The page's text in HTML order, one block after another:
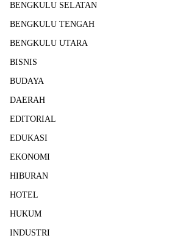
BENGKULU SELATAN
BENGKULU TENGAH
BENGKULU UTARA
BISNIS
BUDAYA
DAERAH
EDITORIAL
EDUKASI
EKONOMI
HIBURAN
HOTEL
HUKUM
INDUSTRI